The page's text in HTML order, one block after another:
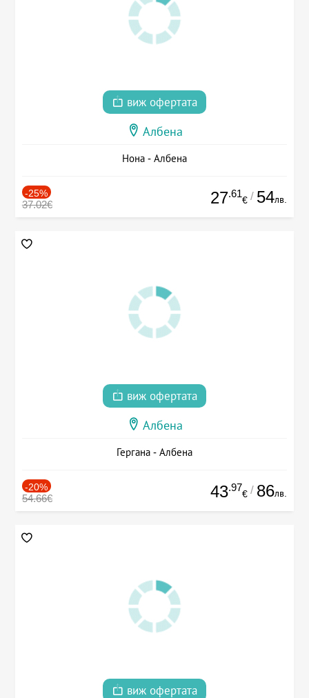
виж офертата
Албена
Нона - Албена
-25%
37.02€ 27.61
€ / 54лв.
виж офертата
Албена
Гергана - Албена
-20%
54.66€ 43.97
€ / 86лв.
виж офертата